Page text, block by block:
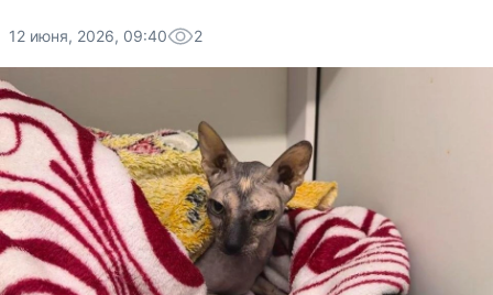
12 июня, 2026, 09:40 2